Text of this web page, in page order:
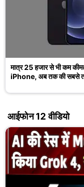
मात्र 25 हजार से भी कम
iPhone, अब तक की सबसे
आईफोन 12 वीडियो